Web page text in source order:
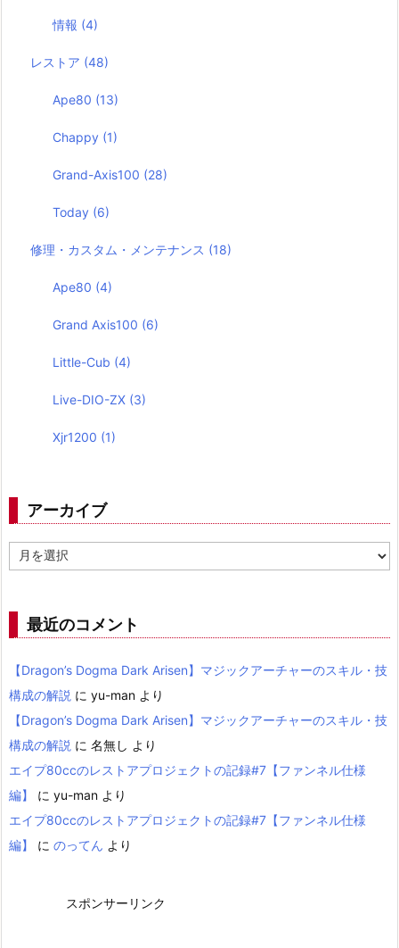
情報 (4)
レストア (48)
Ape80 (13)
Chappy (1)
Grand-Axis100 (28)
Today (6)
修理・カスタム・メンテナンス (18)
Ape80 (4)
Grand Axis100 (6)
Little-Cub (4)
Live-DIO-ZX (3)
Xjr1200 (1)
アーカイブ
ー
ブ 最近のコメント
【Dragon’s Dogma Dark Arisen】マジックアーチャーのスキル・技
構成の解説 に yu-man より
【Dragon’s Dogma Dark Arisen】マジックアーチャーのスキル・技
構成の解説 に 名無し より
エイプ80ccのレストアプロジェクトの記録#7【ファンネル仕様
編】
に yu-man より
エイプ80ccのレストアプロジェクトの記録#7【ファンネル仕様
編】
に のってん より
スポンサーリンク